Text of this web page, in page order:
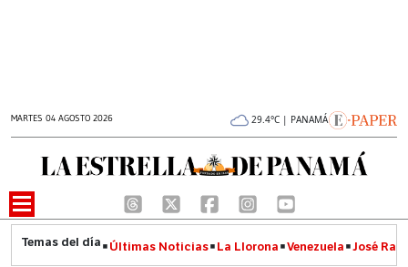
MARTES 04 AGOSTO 2026 29.4°C | PANAMÁ
Últimas Noticias La Llorona Venezuela José